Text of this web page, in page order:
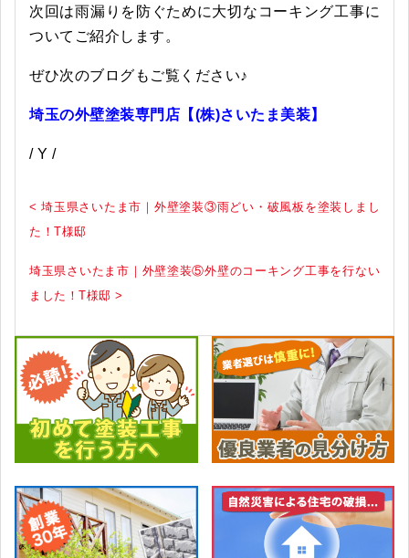
次回は雨漏りを防ぐために大切なコーキング工事に
ついてご紹介します。
ぜひ次のブログもご覧ください♪
埼玉の外壁塗装専門店【(株)さいたま美装】
/ Y /
< 埼玉県さいたま市｜外壁塗装③雨どい・破風板を塗装しまし
た！T様邸
埼玉県さいたま市｜外壁塗装⑤外壁のコーキング工事を行ない
ました！T様邸 >